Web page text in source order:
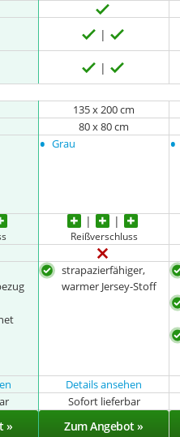
135 x 200 cm
80 x 80 cm
• Grau •
Reißverschluss
strapazierfähiger,
warmer Jersey-Stoff
Details ansehen
Sofort lieferbar
» Zum Angebot »